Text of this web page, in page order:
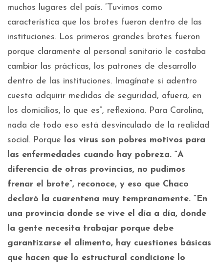
muchos lugares del país. “Tuvimos como
característica que los brotes fueron dentro de las
instituciones. Los primeros grandes brotes fueron
porque claramente al personal sanitario le costaba
cambiar las prácticas, los patrones de desarrollo
dentro de las instituciones. Imagínate si adentro
cuesta adquirir medidas de seguridad, afuera, en
los domicilios, lo que es”, reflexiona. Para Carolina,
nada de todo eso está desvinculado de la realidad
social. Porque los virus son pobres motivos para
las enfermedades cuando hay pobreza. “A
diferencia de otras provincias, no pudimos
frenar el brote”, reconoce, y eso que Chaco
declaró la cuarentena muy tempranamente. “En
una provincia donde se vive el día a día, donde
la gente necesita trabajar porque debe
garantizarse el alimento, hay cuestiones básicas
que hacen que lo estructural condicione lo